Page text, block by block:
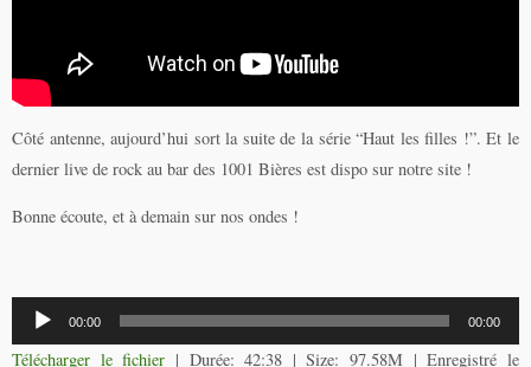
Côté antenne, aujourd’hui sort la suite de la série “Haut les filles !”. Et le
dernier live de rock au bar des 1001 Bières est dispo sur notre site !
Bonne écoute, et à demain sur nos ondes !
Lecteur
audio
00:00 00:00
Télécharger le fichier | Durée: 42:38 | Size: 97.58M | Enregistré le